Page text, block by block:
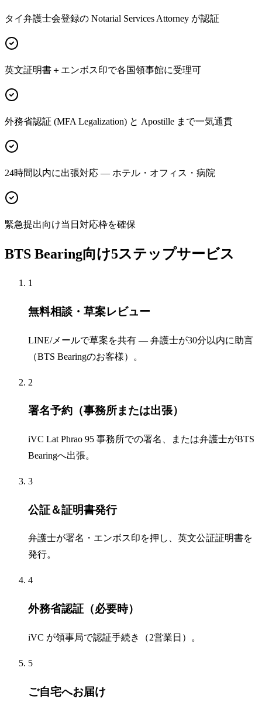
タイ弁護士会登録の Notarial Services Attorney が認証
英文証明書＋エンボス印で各国領事館に受理可
外務省認証 (MFA Legalization) と Apostille まで一気通貫
24時間以内に出張対応 — ホテル・オフィス・病院
緊急提出向け当日対応枠を確保
BTS Bearing向け5ステップサービス
1
無料相談・草案レビュー
LINE/メールで草案を共有 — 弁護士が30分以内に助言
（BTS Bearingのお客様）。
2
署名予約（事務所または出張）
iVC Lat Phrao 95 事務所での署名、または弁護士がBTS
Bearingへ出張。
3
公証＆証明書発行
弁護士が署名・エンボス印を押し、英文公証証明書を
発行。
4
外務省認証（必要時）
iVC が領事局で認証手続き（2営業日）。
5
ご自宅へお届け